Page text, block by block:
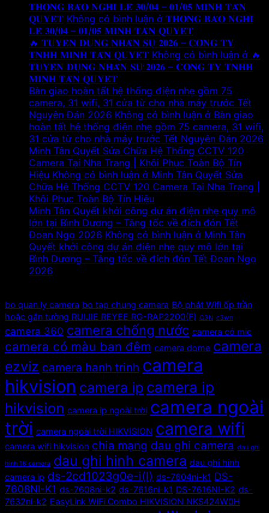
𝐓𝐇𝐎̂𝐍𝐆 𝐁𝐀́𝐎 𝐍𝐆𝐇𝐈̉ 𝐋𝐄̂̃ 𝟑𝟎/𝟎𝟒 – 𝟎𝟏/𝟎𝟓 𝐌𝐈𝐍𝐇 𝐓𝐀̂𝐍
𝐐𝐔𝐘𝐄̂́𝐓 Không có bình luận ở 𝐓𝐇𝐎̂𝐍𝐆 𝐁𝐀́𝐎 𝐍𝐆𝐇𝐈̉
𝐋𝐄̂̃ 𝟑𝟎/𝟎𝟒 – 𝟎𝟏/𝟎𝟓 𝐌𝐈𝐍𝐇 𝐓𝐀̂𝐍 𝐐𝐔𝐘𝐄̂́𝐓
🔥 𝐓𝐔𝐘𝐄̂̉𝐍 𝐃𝐔̣𝐍𝐆 𝐍𝐇𝐀̂𝐍 𝐒𝐔̛̣ 𝟐𝟎𝟐𝟔 – 𝐂𝐎̂𝐍𝐆 𝐓𝐘
𝐓𝐍𝐇𝐇 𝐌𝐈𝐍𝐇 𝐓𝐀̂𝐍 𝐐𝐔𝐘𝐄̂́𝐓 Không có bình luận ở 🔥
𝐓𝐔𝐘𝐄̂̉𝐍 𝐃𝐔̣𝐍𝐆 𝐍𝐇𝐀̂𝐍 𝐒𝐔̛̣ 𝟐𝟎𝟐𝟔 – 𝐂𝐎̂𝐍𝐆 𝐓𝐘 𝐓𝐍𝐇𝐇
𝐌𝐈𝐍𝐇 𝐓𝐀̂𝐍 𝐐𝐔𝐘𝐄̂́𝐓
Bàn giao hoàn tất hệ thống điện nhẹ gồm 75
camera, 31 wifi, 31 cửa từ cho nhà máy trước Tết
Nguyên Đán 2026 Không có bình luận ở Bàn giao
hoàn tất hệ thống điện nhẹ gồm 75 camera, 31 wifi,
31 cửa từ cho nhà máy trước Tết Nguyên Đán 2026
Minh Tân Quyết Sửa Chữa Hệ Thống CCTV 120
Camera Tại Nha Trang | Khôi Phục Toàn Bộ Tín
Hiệu Không có bình luận ở Minh Tân Quyết Sửa
Chữa Hệ Thống CCTV 120 Camera Tại Nha Trang |
Khôi Phục Toàn Bộ Tín Hiệu
Minh Tân Quyết khởi công dự án điện nhẹ quy mô
lớn tại Bình Dương – Tăng tốc về đích đón Tết
Đoan Ngọ 2026 Không có bình luận ở Minh Tân
Quyết khởi công dự án điện nhẹ quy mô lớn tại
Bình Dương – Tăng tốc về đích đón Tết Đoan Ngọ
2026
bo quan ly camera bo tap chung camera Bộ phát Wifi ốp trần
hoặc gắn tường RUIJIE REYEE RG-RAP2200(F) C3N c3wn
camera 360 camera chống nước camera có mic
camera có màu ban đêm camera dome camera
ezviz camera hanh trinh camera
hikvision camera ip camera ip
hikvision camera ip ngoài trời camera ngoài
trời camera ngoài trời HIKVISION camera wifi
camera wifi hikvision chia mạng dau ghi camera dau ghi
hinh 16 camera dau ghi hinh camera dau ghi hinh
camera ip ds-2cd1023g0e-i(l) ds-7604ni-k1 DS-
7608NI-K1 ds-7608ni-k2 ds-7616ni-k1 DS-7616NI-K2 ds-
7632ni-k2 EasyLink WiFi Combo HIKVISION NKS424W0H